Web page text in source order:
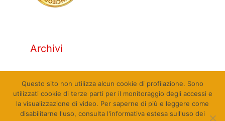
Archivi
Questo sito non utilizza alcun cookie di profilazione. Sono
utilizzati cookie di terze parti per il monitoraggio degli accessi e
la visualizzazione di video. Per saperne di più e leggere come
disabilitarne l'uso, consulta l'informativa estesa sull'uso dei